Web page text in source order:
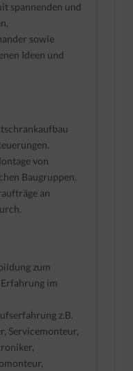
spannenden und
sowie
Ideen und
von
Baugruppen.
an
zum
im
z.B.
Servicemonteur,